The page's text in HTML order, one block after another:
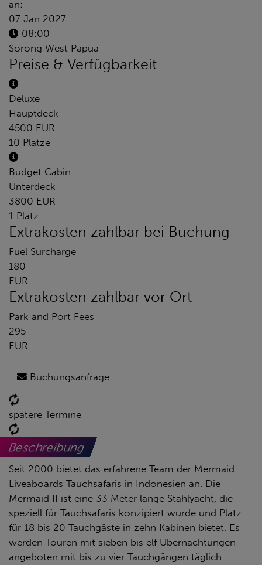
an:
07 Jan 2027
08:00
Sorong West Papua
Preise & Verfügbarkeit
Deluxe
Hauptdeck
4500 EUR
10 Plätze
Budget Cabin
Unterdeck
3800 EUR
1 Platz
Extrakosten zahlbar bei Buchung
Fuel Surcharge
180
EUR
Extrakosten zahlbar vor Ort
Park and Port Fees
295
EUR
Buchungsanfrage
spätere Termine
Beschreibung
Seit 2000 bietet das erfahrene Team der Mermaid
Liveaboards Tauchsafaris in Indonesien an. Die
Mermaid II ist eine 33 Meter lange Stahlyacht, die
speziell für Tauchsafaris konzipiert wurde und Platz
für 18 bis 20 Tauchgäste in zehn Kabinen bietet. Es
werden Touren mit sieben bis elf Übernachtungen
angeboten mit bis zu vier Tauchgängen täglich.